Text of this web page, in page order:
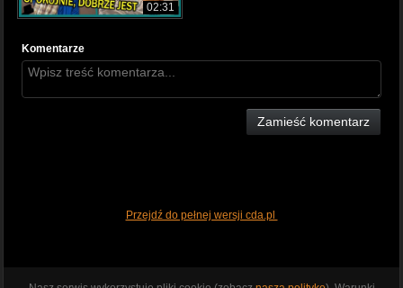
02:31
Komentarze
Zamieść komentarz
Przejdź do pełnej wersji cda.pl